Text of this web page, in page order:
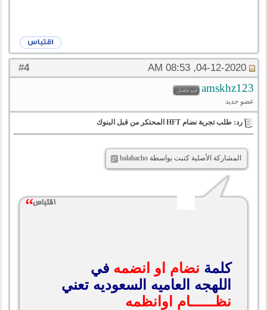
#
4 04-12-2020, 08:53 AM
amskhz123
عضو جديد
رد: طلب تجربة نضام HFT المحتكر من قبل البنوك
المشاركة الأصلية كتبت بواسطة balahacho
كلمة نضام او انضمهفي
اللهجه العاميه السعوديه تعني
نظــــــام اوانظمه